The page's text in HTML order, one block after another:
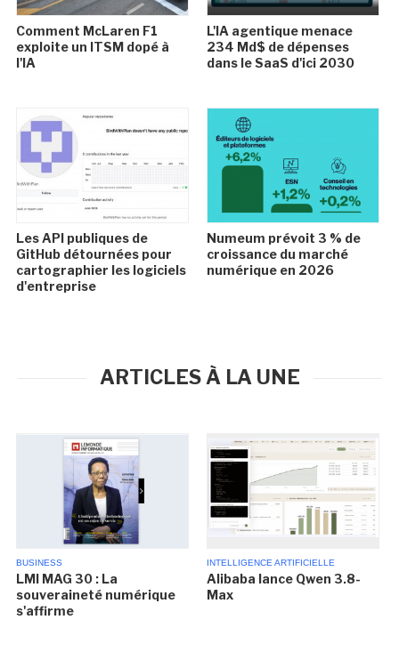
Comment McLaren F1
exploite un ITSM dopé à
l'IA
L'IA agentique menace
234 Md$ de dépenses
dans le SaaS d'ici 2030
Les API publiques de
GitHub détournées pour
cartographier les logiciels
d'entreprise
Numeum prévoit 3 % de
croissance du marché
numérique en 2026
ARTICLES À LA UNE
BUSINESS
LMI MAG 30 : La
souveraineté numérique
s'affirme
INTELLIGENCE ARTIFICIELLE
Alibaba lance Qwen 3.8-
Max